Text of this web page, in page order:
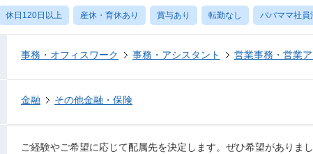
休日120日以上 産休・育休あり 賞与あり 転勤なし パパママ社員
事務・オフィスワーク 事務・アシスタント 営業事務・営業
金融 その他金融・保険
ご経験やご希望に応じて配属先を決定します。ぜひ希望がありま